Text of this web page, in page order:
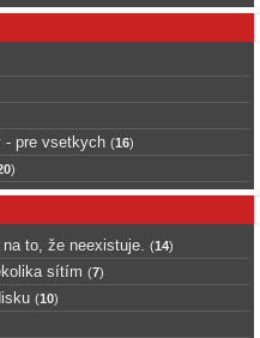
- pre vsetkych (16)
)
to, že neexistuje. (14)
sítím (7)
(10)